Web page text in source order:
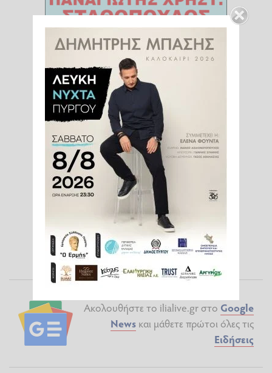
Ακολουθήστε το ilialive.gr στο Google
News και μάθετε πρώτοι όλες τις
Ειδήσεις